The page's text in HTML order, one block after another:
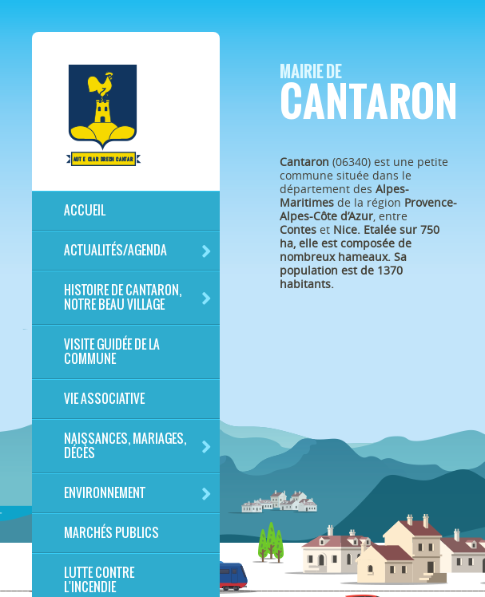
ACCUEIL
ACTUALITÉS/AGENDA
HISTOIRE DE CANTARON,
NOTRE BEAU VILLAGE
VISITE GUIDÉE DE LA
COMMUNE
VIE ASSOCIATIVE
NAISSANCES, MARIAGES,
DÉCÈS
ENVIRONNEMENT
MARCHÉS PUBLICS
LUTTE CONTRE
L'INCENDIE
MAIRIE DE
CANTARON
Cantaron (06340) est une petite
commune située dans le
département des Alpes-
Maritimes de la région Provence-
Alpes-Côte d’Azur, entre
Contes et Nice. Etalée sur 750
ha, elle est composée de
nombreux hameaux. Sa
population est de 1370
habitants.